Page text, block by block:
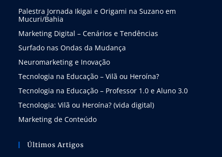
Palestra Jornada Ikigai e Origami na Suzano em
Mucuri/Bahia
Marketing Digital – Cenários e Tendências
Surfado nas Ondas da Mudança
Neuromarketing e Inovação
Tecnologia na Educação – Vilã ou Heroína?
Tecnologia na Educação – Professor 1.0 e Aluno 3.0
Tecnologia: Vilã ou Heroína? (vida digital)
Marketing de Conteúdo
Últimos Artigos